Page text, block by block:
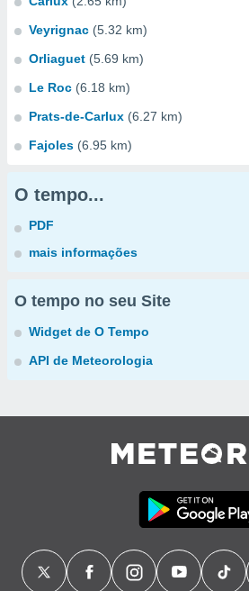
Veyrignac (5.32 km)
Orliaguet (5.69 km)
Le Roc (6.18 km)
Prats-de-Carlux (6.27 km)
Fajoles (6.95 km)
O tempo...
PDF
mais informações
O tempo no seu Site
Widget de O Tempo
API de Meteorologia